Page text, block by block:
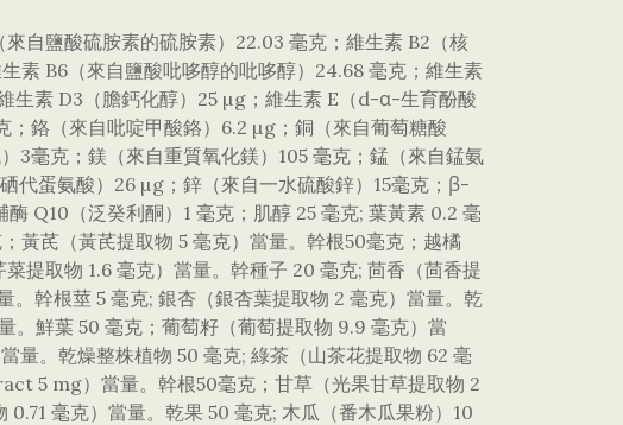
自鹽酸硫胺素的硫胺素）22.03 毫克；維生素 B2（核
素 B6（來自鹽酸吡哆醇的吡哆醇）24.68 毫克；維生素
生素 D3（膽鈣化醇）25 µg；維生素 E（d-α-生育酚酸
鉻（來自吡啶甲酸鉻）6.2 µg；銅（來自葡萄糖酸
3毫克；鎂（來自重質氧化鎂）105 毫克；錳（來自錳氨
代蛋氨酸）26 µg；鋅（來自一水硫酸鋅）15毫克；β-
Q10（泛癸利酮）1 毫克；肌醇 25 毫克; 葉黃素 0.2 毫
黃芪（黃芪提取物 5 毫克）當量。幹根50毫克；越橘
提取物 1.6 毫克）當量。幹種子 20 毫克; 茴香（茴香提
。幹根莖 5 毫克; 銀杏（銀杏葉提取物 2 毫克）當量。乾
。鮮葉 50 毫克；葡萄籽（葡萄提取物 9.9 毫克）當
量。乾燥整株植物 50 毫克; 綠茶（山茶花提取物 62 毫
5 mg）當量。幹根50毫克；甘草（光果甘草提取物 2
毫克）當量。乾果 50 毫克; 木瓜（番木瓜果粉）10